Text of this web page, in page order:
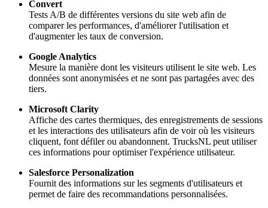
Convert
Tests A/B de différentes versions du site web afin de
comparer les performances, d'améliorer l'utilisation et
d'augmenter les taux de conversion.
Google Analytics
Mesure la manière dont les visiteurs utilisent le site web. Les
données sont anonymisées et ne sont pas partagées avec des
tiers.
Microsoft Clarity
Affiche des cartes thermiques, des enregistrements de sessions
et les interactions des utilisateurs afin de voir où les visiteurs
cliquent, font défiler ou abandonnent. TrucksNL peut utiliser
ces informations pour optimiser l'expérience utilisateur.
Salesforce Personalization
Fournit des informations sur les segments d'utilisateurs et
permet de faire des recommandations personnalisées.